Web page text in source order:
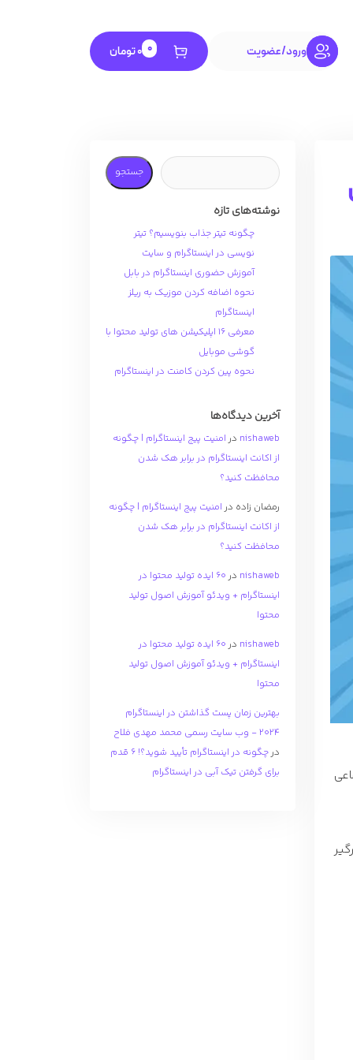
ورود/عضویت 0
0تومان
جستجو
نوشته‌های تازه
چگونه تیتر جذاب بنویسیم؟ تیتر
نویسی در اینستاگرام و سایت
آموزش حضوری اینستاگرام در بابل
نحوه اضافه کردن موزیک به ریلز
اینستاگرام
معرفی 16 اپلیکیشن های تولید محتوا با
گوشی موبایل
نحوه پین کردن کامنت در اینستاگرام
آخرین دیدگاه‌ها
nishaweb درامنیت پیج اینستاگرام | چگونه
از اکانت اینستاگرام در برابر هک شدن
محافظت کنید؟
رمضان زاده درامنیت پیج اینستاگرام | چگونه
از اکانت اینستاگرام در برابر هک شدن
محافظت کنید؟
nishaweb در
۶۰ ایده تولید محتوا در
اینستاگرام + ویدئو آموزش اصول تولید
محتوا
nishaweb در
۶۰ ایده تولید محتوا در
اینستاگرام + ویدئو آموزش اصول تولید
محتوا
بهترین زمان پست گذاشتن در اینستاگرام
2024 - وب سایت رسمی محمد مهدی فلاح
در
چگونه در اینستاگرام تأیید شوید؟! 6 قدم
برای گرفتن تیک آبی در اینستاگرام